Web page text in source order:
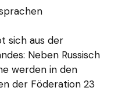
sich aus der
Neben Russisch
werden in den
der Föderation 23